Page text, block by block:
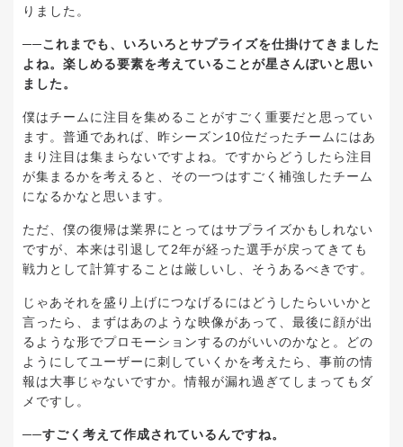
りました。
──これまでも、いろいろとサプライズを仕掛けてきました
よね。楽しめる要素を考えていることが星さんぽいと思い
ました。
僕はチームに注目を集めることがすごく重要だと思ってい
ます。普通であれば、昨シーズン10位だったチームにはあ
まり注目は集まらないですよね。ですからどうしたら注目
が集まるかを考えると、その一つはすごく補強したチーム
になるかなと思います。
ただ、僕の復帰は業界にとってはサプライズかもしれない
ですが、本来は引退して2年が経った選手が戻ってきても
戦力として計算することは厳しいし、そうあるべきです。
じゃあそれを盛り上げにつなげるにはどうしたらいいかと
言ったら、まずはあのような映像があって、最後に顔が出
るような形でプロモーションするのがいいのかなと。どの
ようにしてユーザーに刺していくかを考えたら、事前の情
報は大事じゃないですか。情報が漏れ過ぎてしまってもダ
メですし。
──すごく考えて作成されているんですね。